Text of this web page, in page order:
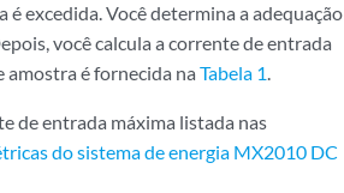
é excedida. Você determina a adequação
você calcula a corrente de entrada
amostra é fornecida na Tabela 1.
de entrada máxima listada nas
do sistema de energia MX2010 DC